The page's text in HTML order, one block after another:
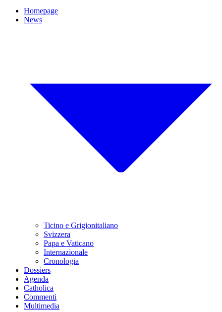
Homepage
News
Ticino e Grigionitaliano
Svizzera
Papa e Vaticano
Internazionale
Cronologia
Dossiers
Agenda
Catholica
Commenti
Multimedia